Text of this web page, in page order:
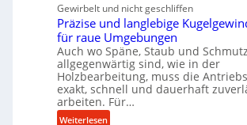
t
t
e
l
s
t
a
n
r
a
s
c
h
a
l
u
g
e
l
g
e
w
i
Gewirbelt und nicht geschliffen
Präzise und langlebige
für raue Umgebungen
Auch wo Späne, Staub und Schmutz
allgegenwärtig sind, wie in der
Holzbearbeitung, muss die
exakt, schnell und dauerhaft
arbeiten. Für…
Weiterlesen: